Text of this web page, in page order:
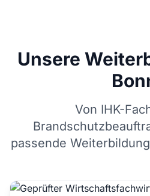
Unsere
Von IHK-
passende